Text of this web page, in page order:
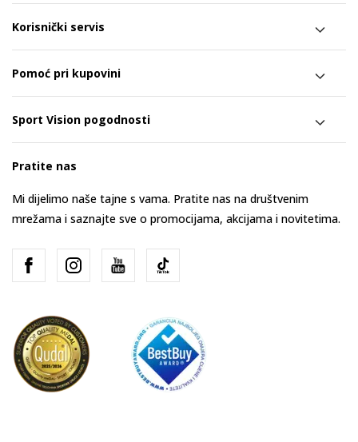
Korisnički servis
Pomoć pri kupovini
Sport Vision pogodnosti
Pratite nas
Mi dijelimo naše tajne s vama. Pratite nas na društvenim
mrežama i saznajte sve o promocijama, akcijama i novitetima.